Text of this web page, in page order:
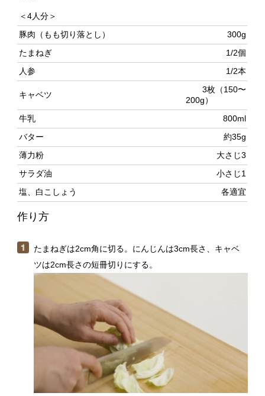
たまねぎ
人参
キャベツ
3枚（150〜
牛乳
約35g
大さじ3
サラダ油
塩、白こしょう
作り方
たまねぎは2cm角に切る。にんじんは3cm長さ、キャベ
ツは2cm長さの短冊切りにする。
豚肉は大きければ食べやすく切り、塩、白こしょう各